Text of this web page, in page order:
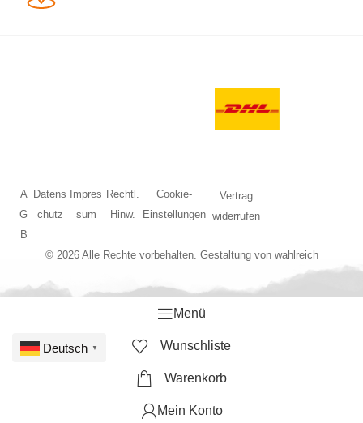
© 2026 Alle Rechte vorbehalten. Gestaltung von wahlreich
A
G
B
Datens
chutz
Impres
sum
Rechtl.
Hinw.
Cookie-
Einstellungen
Vertrag
widerrufen
Menü
Wunschliste
Warenkorb
Mein Konto
Deutsch ▼